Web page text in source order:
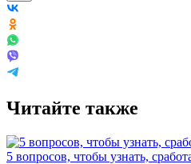
Читайте также
5 вопросов, чтобы узнать,